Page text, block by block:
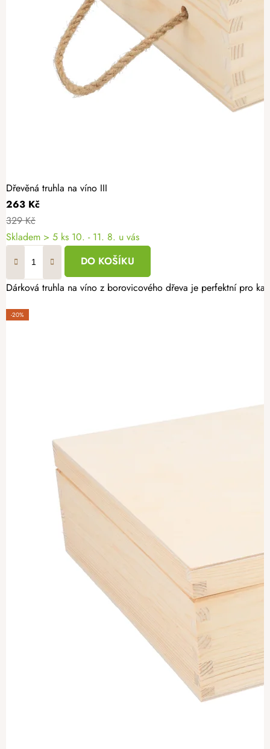
Dřevěná truhla na víno III
263 Kč
329 Kč
Skladem > 5 ks 10. - 11. 8. u vás
DO KOŠÍKU
Dárková truhla na víno z borovicového dřeva je perfektní pro
-20%